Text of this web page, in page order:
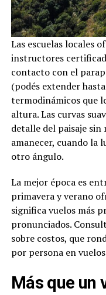
Las escuelas locales
instructores
contacto con el
(podés extender
termodinámicos que
altura. Las curvas
detalle del paisaje sin
amanecer, cuando la
otro ángulo.
La mejor época es
primavera y verano
significa vuelos más
pronunciados.
sobre costos, que
por persona en
Más que un